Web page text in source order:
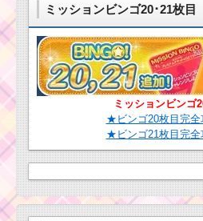
ミッションビンゴ20･21枚目
ミッションビンゴ
★ビンゴ20枚目完全
★ビンゴ21枚目完全